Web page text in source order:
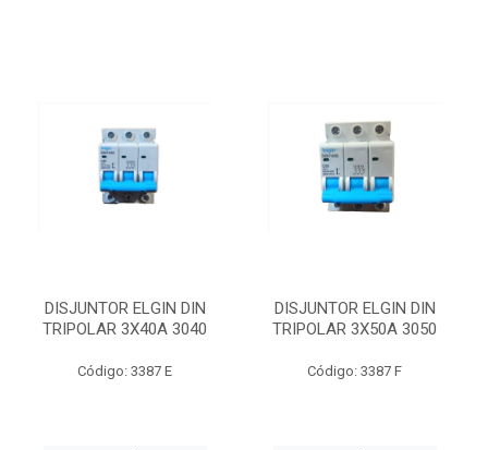
DISJUNTOR ELGIN DIN
TRIPOLAR 3X40A 3040
Código: 3387 E
DISJUNTOR ELGIN DIN
TRIPOLAR 3X50A 3050
Código: 3387 F